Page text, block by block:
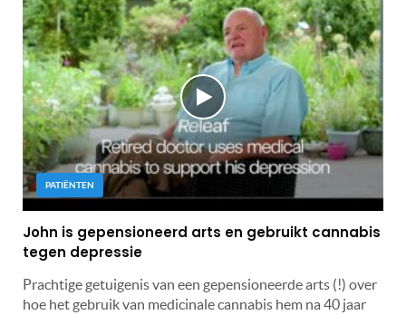
PATIËNTEN
John is gepensioneerd arts en gebruikt cannabis
tegen depressie
Prachtige getuigenis van een gepensioneerde arts (!) over
hoe het gebruik van medicinale cannabis hem na 40 jaar